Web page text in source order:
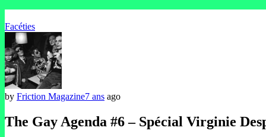
Facéties
by Friction Magazine7 ans ago
The Gay Agenda #6 – Spécial Virginie